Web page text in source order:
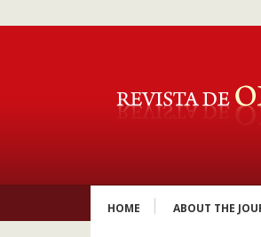
HOME ABOUT THE